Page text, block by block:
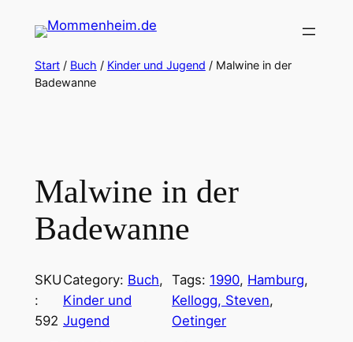
Inhalt
springen
Start/ Buch / Kinder und Jugend / Malwine in der
Badewanne
Malwine in der
Badewanne
SKU
:
592
Category: Buch
Kinder und
Jugend
Tags: 1990, Hamburg
Kellogg, Steven
Oetinger